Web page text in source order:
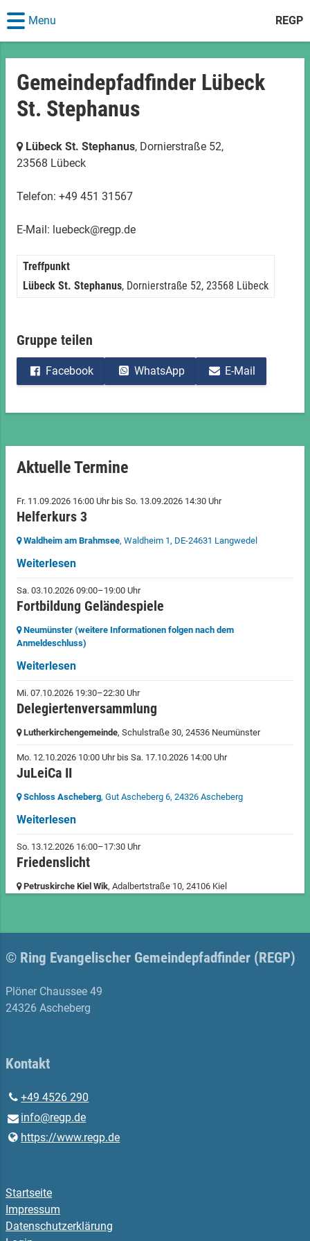
REGP
Menu
Gemeindepfadfinder Lübeck
St. Stephanus
Lübeck St. Stephanus, Dornierstraße 52,
23568 Lübeck
Telefon: +49 451 31567
E-Mail: luebeck@regp.de
Treffpunkt
Lübeck St. Stephanus, Dornierstraße 52, 23568 Lübeck
Gruppe teilen
Facebook WhatsApp E-Mail
Aktuelle Termine
Fr. 11.09.2026 16:00 Uhr bis So. 13.09.2026 14:30 Uhr
Helferkurs 3
Waldheim am Brahmsee, Waldheim 1, DE-24631 Langwedel
Weiterlesen
Sa. 03.10.2026 09:00–19:00 Uhr
Fortbildung Geländespiele
Neumünster (weitere Informationen folgen nach dem
Anmeldeschluss)
Weiterlesen
Mi. 07.10.2026 19:30–22:30 Uhr
Delegiertenversammlung
Lutherkirchengemeinde, Schulstraße 30, 24536 Neumünster
Mo. 12.10.2026 10:00 Uhr bis Sa. 17.10.2026 14:00 Uhr
JuLeiCa II
Schloss Ascheberg, Gut Ascheberg 6, 24326 Ascheberg
Weiterlesen
So. 13.12.2026 16:00–17:30 Uhr
Friedenslicht
Petruskirche Kiel Wik, Adalbertstraße 10, 24106 Kiel
© Ring Evangelischer Gemeindepfadfinder (REGP)
Plöner Chaussee 49
24326 Ascheberg
Kontakt
+49 4526 290
info@​regp.​de
https://www.​regp.​de
Startseite
Impressum
Datenschutzerklärung